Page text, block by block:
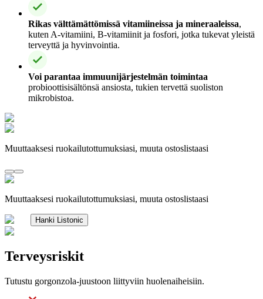
Rikas välttämättömissä vitamiineissa ja mineraaleissa,
kuten A-vitamiini, B-vitamiinit ja fosfori, jotka tukevat yleistä
terveyttä ja hyvinvointia.
Voi parantaa immuunijärjestelmän toimintaa
probioottisisältönsä ansiosta, tukien tervettä suoliston
mikrobistoa.
Muuttaaksesi ruokailutottumuksiasi, muuta ostoslistaasi
Muuttaaksesi ruokailutottumuksiasi, muuta ostoslistaasi
Hanki Listonic
Terveysriskit
Tutustu gorgonzola-juustoon liittyviin huolenaiheisiin.